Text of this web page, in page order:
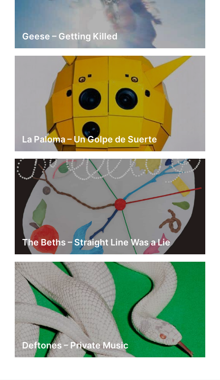
Geese – Getting Killed
La Paloma – Un Golpe de Suerte
The Beths – Straight Line Was a Lie
Deftones – Private Music